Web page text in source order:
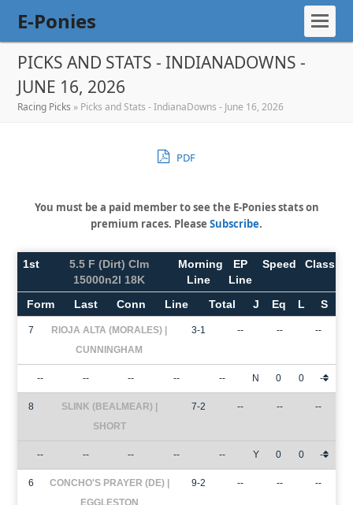
E-Ponies
PICKS AND STATS - INDIANADOWNS -
JUNE 16, 2026
Racing Picks » Picks and Stats - IndianaDowns - June 16, 2026
PDF
You must be a paid member to see the E-Ponies stats on
premium races. Please Subscribe.
1st
5.5 F (Dirt) Clm
15000n2l 18K
Morning
Line
EP
Line
Speed Class
Form Last Conn Line Total J Eq L S
7
RIOJA ALTA (MORALES) |
CUNNINGHAM
3-1 -- -- --
-- -- -- -- -- N 0 0 -
8
SLINK (BEALMEAR) |
SHORT
7-2 -- -- --
-- -- -- -- -- Y 0 0 -
6
CONCHO'S PRAYER (DE) |
EGGLESTON
9-2 -- -- --